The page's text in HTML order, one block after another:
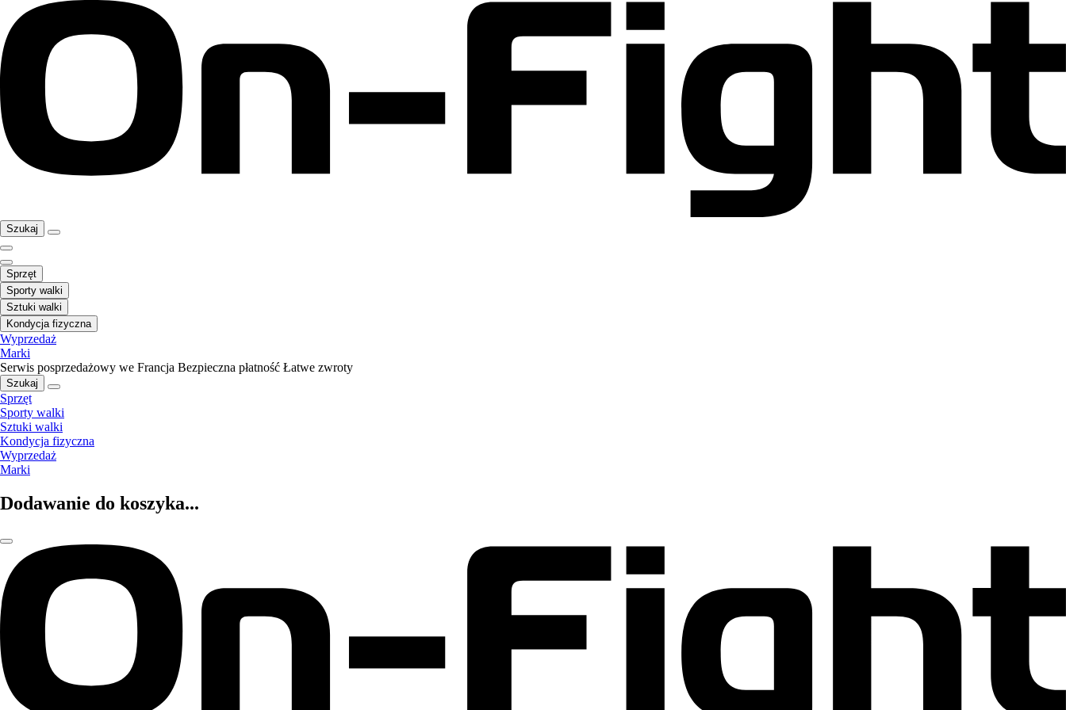
Szukaj
Sprzęt
Sporty walki
Sztuki walki
Kondycja fizyczna
Wyprzedaż
Marki
Serwis posprzedażowy we Francja Bezpieczna płatność Łatwe zwroty
Szukaj
Sprzęt
Sporty walki
Sztuki walki
Kondycja fizyczna
Wyprzedaż
Marki
Dodawanie do koszyka...